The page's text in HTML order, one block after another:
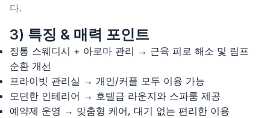
다.
3) 특징 & 매력 포인트
정통 스웨디시 + 아로마 관리 → 근육 피로 해소 및 림프
순환 개선
프라이빗 관리실 → 개인/커플 모두 이용 가능
모던한 인테리어 → 호텔급 라운지와 스파룸 제공
예약제 운영 → 맞춤형 케어, 대기 없는 편리한 이용